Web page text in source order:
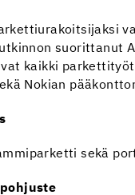
suorittanut
kaikki
Nokian
sekä